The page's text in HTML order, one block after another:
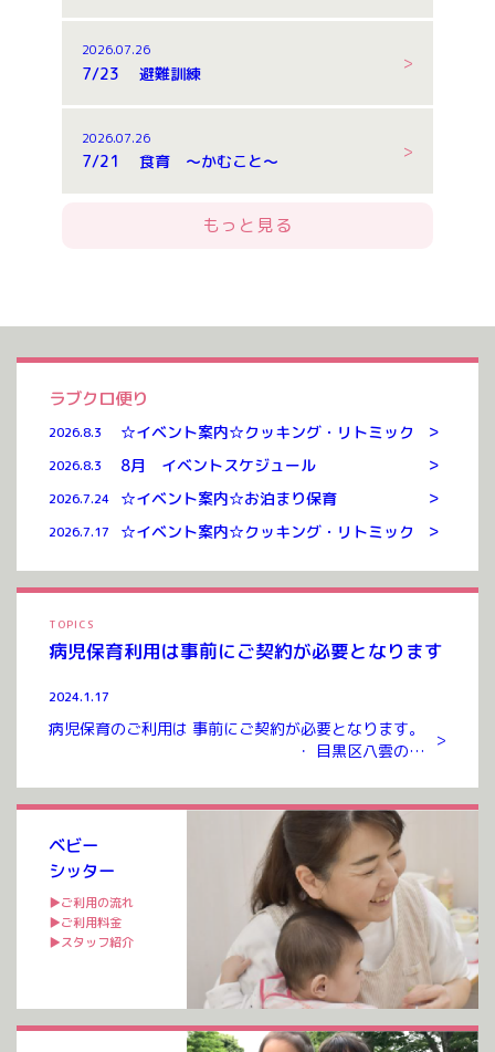
2026.07.26
7/23 避難訓練
2026.07.26
7/21 食育 ～かむこと～
もっと見る
ベビー
シッター
▶ご利用の流れ
▶ご利用料金
▶スタッフ紹介
TOPICS
病児保育利用は事前にご契約が必要となります
2024.1.17
病児保育のご利用は 事前にご契約が必要となります。
・ 目黒区八雲のお
いただいたのち ご利用が可能となります。 ご契約には
入会金、年会費 […]
>
ラブクロ便り
2026.8.3 ☆イベント案内☆クッキング・リトミック >
2026.8.3 8月 イベントスケジュール >
2026.7.24 ☆イベント案内☆お泊まり保育 >
2026.7.17 ☆イベント案内☆クッキング・リトミック >